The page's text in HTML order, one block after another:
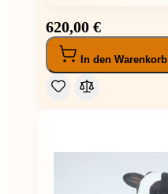
620,00 €
In den Warenkorb